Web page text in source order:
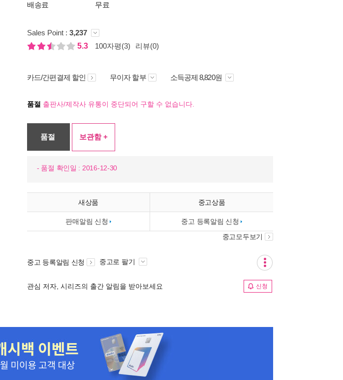
배송료
무료
Sales Point : 3,237
5.3
100자평(3) 리뷰(0)
카드/간편결제 할인 무이자 할부 소득공제 8,820원
품절 출판사/제작사 유통이 중단되어 구할 수 없습니다.
품절 보관함 +
- 품절 확인일 : 2016-12-30
새상품 중고상품
판매알림 신청 중고 등록알림 신청
중고모두보기
중고 등록알림 신청 중고로 팔기
관심 저자, 시리즈의 출간 알림을 받아보세요 신청